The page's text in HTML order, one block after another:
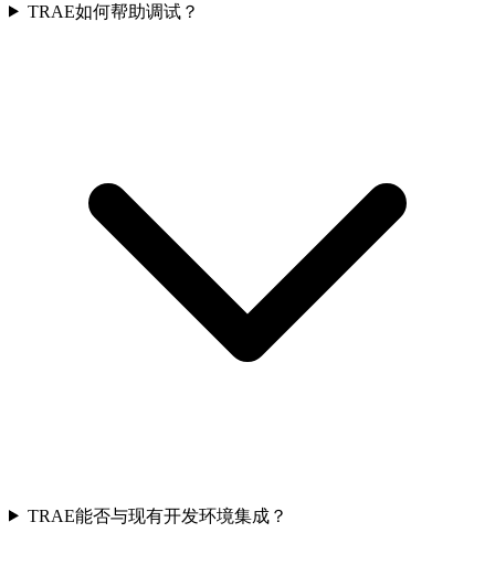
TRAE如何帮助调试？
TRAE能否与现有开发环境集成？